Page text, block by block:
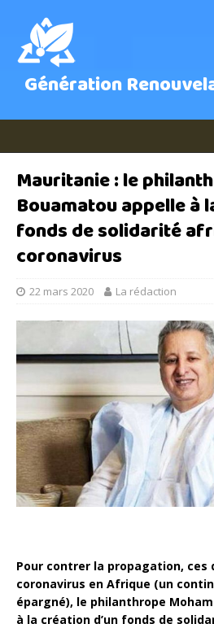
Génération
Mauritanie : le
Bouamatou appelle à
fonds de solidarité
coronavirus
22 mars 2020 La rédaction
Pour contrer la propagation, ces
coronavirus en Afrique (un
épargné), le philanthrope
à la création d’un fonds de